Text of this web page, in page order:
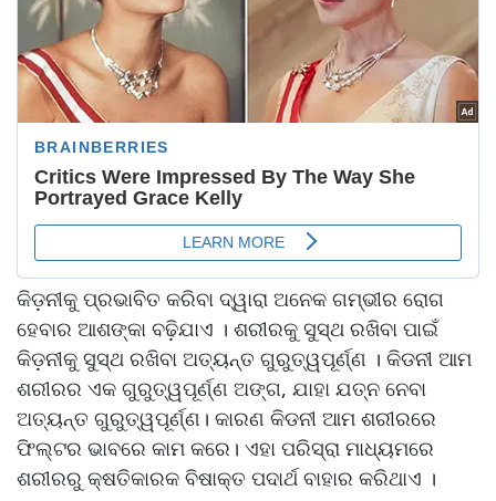
କିଡ଼ନୀକୁ ପ୍ରଭାବିତ କରିବା ଦ୍ୱାରା ଅନେକ ଗମ୍ଭୀର ରୋଗ
ହେବାର ଆଶଙ୍କା ବଢ଼ିଯାଏ । ଶରୀରକୁ ସୁସ୍ଥ ରଖିବା ପାଇଁ
କିଡ଼ନୀକୁ ସୁସ୍ଥ ରଖିବା ଅତ୍ୟନ୍ତ ଗୁରୁତ୍ୱପୂର୍ଣ୍ଣ । କିଡନୀ ଆମ
ଶରୀରର ଏକ ଗୁରୁତ୍ୱପୂର୍ଣ୍ଣ ଅଙ୍ଗ, ଯାହା ଯତ୍ନ ନେବା
ଅତ୍ୟନ୍ତ ଗୁରୁତ୍ୱପୂର୍ଣ୍ଣ। କାରଣ କିଡନୀ ଆମ ଶରୀରରେ
ଫିଲ୍ଟର ଭାବରେ କାମ କରେ। ଏହା ପରିସ୍ରା ମାଧ୍ୟମରେ
ଶରୀରରୁ କ୍ଷତିକାରକ ବିଷାକ୍ତ ପଦାର୍ଥ ବାହାର କରିଥାଏ ।